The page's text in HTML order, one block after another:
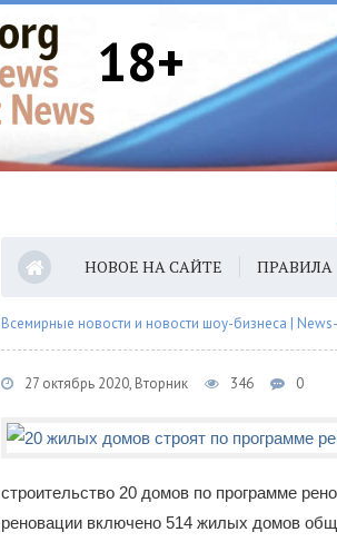
18+
НОВОЕ НА САЙТЕ ПРАВИЛА
Всемирные новости и новости шоу-бизнеса |
27 октябрь 2020, Вторник 346 0
строительство 20 домов по программе
реновации включено 514 жилых домов